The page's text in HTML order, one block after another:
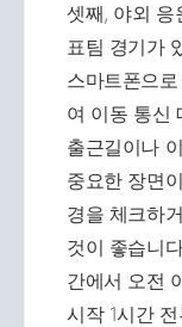
셋째, 야외 응
표팀 경기가
스마트폰으
여 이동 통신
출근길이나
중요한 장면
경을 체크하
것이 좋습니
간에서 오전
시작 1시간